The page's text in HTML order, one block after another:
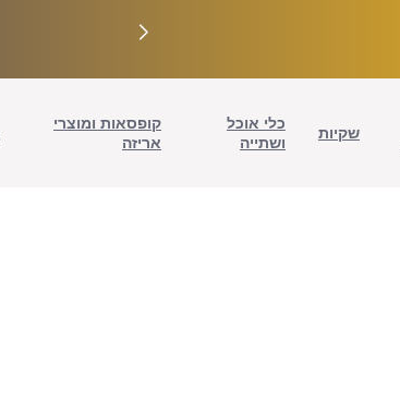
שקיות
כלי אוכל
ושתייה
קופסאות ומוצרי
אריזה